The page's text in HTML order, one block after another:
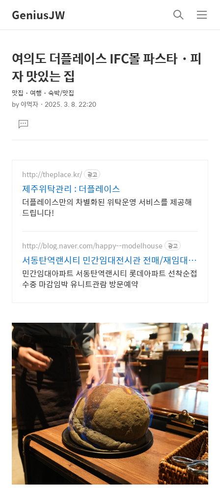
GeniusJW
검
색
메
뉴
상
세
컨
텐
본
제
목
여의도 더플레이스 IFC몰 파스타・피
자 맛있는 집
맛집・여행・숙박/맛집
by야먹자 2025. 3. 8. 22:20
문댓
글
http://theplace.kr/ 광고
제주위탁관리 : 더플레이스
더플레이스만의 차별화된 위탁운영 서비스를 제공해
드립니다!
http://blog.naver.com/happy--modelhouse 광고
서동탄역랜시티 민간임대전시관 전매/재임대/
다주택자/투자
민간임대아파트 서동탄역랜시티 롯데아파트 선착순접
수중 마감임박 유니트관람 방문예약